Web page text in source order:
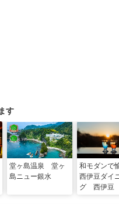
す
堂ヶ島温泉 堂ヶ
島ニュー銀水
和モダンで
西伊豆ダイ
グ 西伊豆